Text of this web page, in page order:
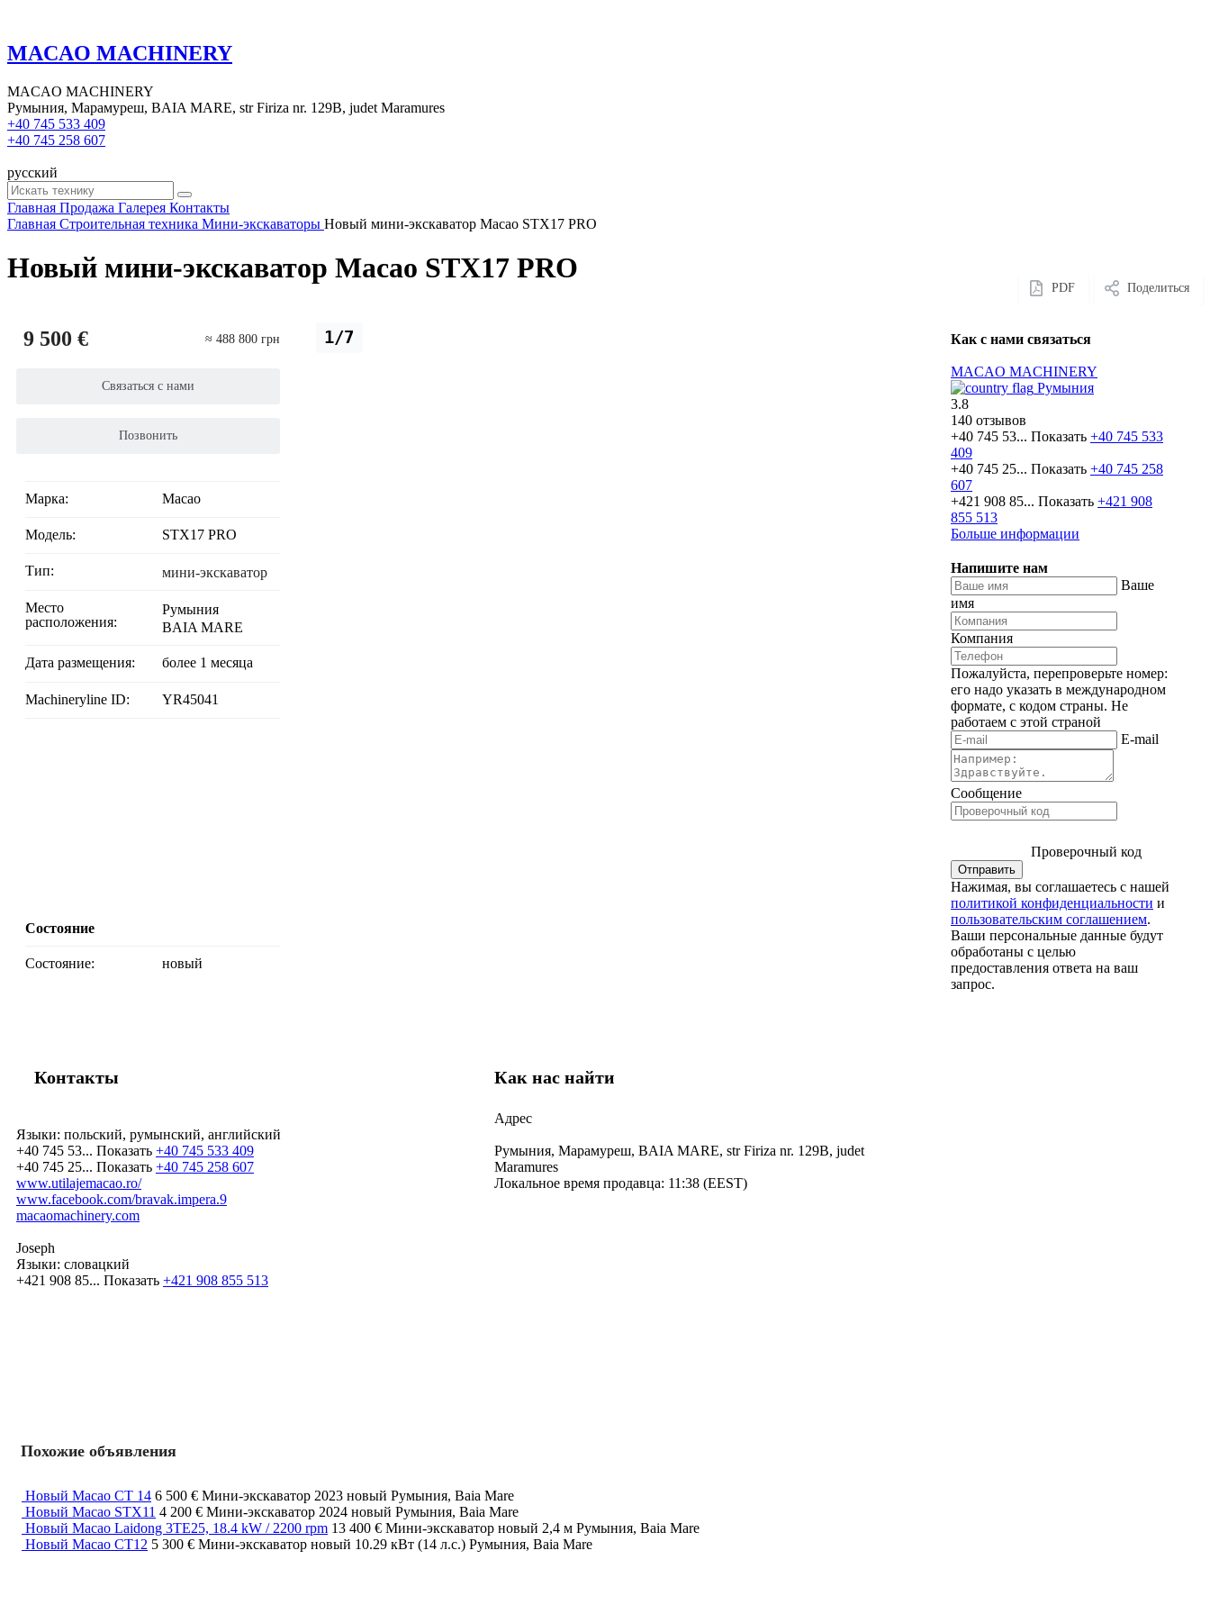
MACAO MACHINERY
MACAO MACHINERY
Румыния, Марамуреш, BAIA MARE, str Firiza nr. 129B, judet Maramures
+40 745 533 409
+40 745 258 607
русский
Главная Продажа Галерея Контакты
Главная Строительная техника Мини-экскаваторы Новый мини-экскаватор Macao STX17 PRO
Новый мини-экскаватор Macao STX17 PRO
PDF Поделиться
1/7
9 500 € ≈ 488 800 грн
Связаться с нами
Позвонить
Марка: Macao
Модель: STX17 PRO
Тип: мини-экскаватор
Место
расположения:
Румыния
BAIA MARE
Дата размещения: более 1 месяца
Machineryline ID: YR45041
Состояние
Состояние: новый
Как с нами связаться
MACAO MACHINERY
Румыния
3.8
140 отзывов
+40 745 53... Показать +40 745 533
409
+40 745 25... Показать +40 745 258
607
+421 908 85... Показать +421 908
855 513
Больше информации
Напишите нам
Ваше
имя
Компания
Пожалуйста, перепроверьте номер:
его надо указать в международном
формате, с кодом страны. Не
работаем с этой страной
E-mail
Сообщение
Проверочный код
Нажимая, вы соглашаетесь с нашей
политикой конфиденциальности и
пользовательским соглашением.
Ваши персональные данные будут
обработаны с целью
предоставления ответа на ваш
запрос.
Контакты
Языки: польский, румынский, английский
+40 745 53... Показать +40 745 533 409
+40 745 25... Показать +40 745 258 607
www.utilajemacao.ro/
www.facebook.com/bravak.impera.9
macaomachinery.com
Joseph
Языки: словацкий
+421 908 85... Показать +421 908 855 513
Как нас найти
Адрес
Румыния, Марамуреш, BAIA MARE, str Firiza nr. 129B, judet
Maramures
Локальное время продавца: 11:38 (EEST)
Похожие объявления
Новый Macao CT 14 6 500 € Мини-экскаватор 2023 новый Румыния, Baia Mare
Новый Macao STX11 4 200 € Мини-экскаватор 2024 новый Румыния, Baia Mare
Новый Macao Laidong 3TE25, 18.4 kW / 2200 rpm 13 400 € Мини-экскаватор новый 2,4 м Румыния, Baia Mare
Новый Macao CT12 5 300 € Мини-экскаватор новый 10.29 кВт (14 л.с.) Румыния, Baia Mare